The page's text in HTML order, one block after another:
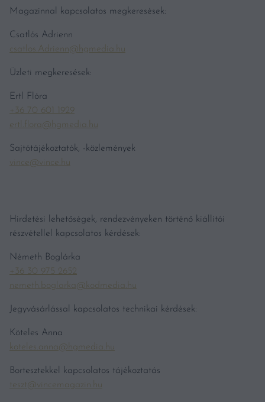
Magazinnal kapcsolatos megkeresések:
Csatlós Adrienn
csatlos.Adrienn@hgmedia.hu
Üzleti megkeresések:
Ertl Flóra
+36 70 601 1929
ertl.flora@hgmedia.hu
Sajtótájékoztatók, -közlemények
vince@vince.hu
Hirdetési lehetőségek, rendezvényeken történő kiállítói
részvétellel kapcsolatos kérdések:
Németh Boglárka
+36 30 975 2652
nemeth.boglarka@kodmedia.hu
Jegyvásárlással kapcsolatos technikai kérdések:
Köteles Anna
koteles.anna@hgmedia.hu
Bortesztekkel kapcsolatos tájékoztatás
teszt@vincemagazin.hu